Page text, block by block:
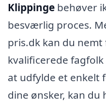
Klippinge behøver
besværlig proces.
pris.dk kan du
kvalificerede
at udfylde et enkelt
dine ønsker, kan